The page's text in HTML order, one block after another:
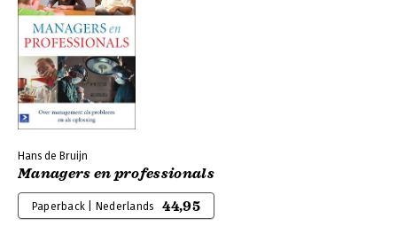
Hans de Bruijn
Managers en professionals
Paperback | Nederlands 44,95